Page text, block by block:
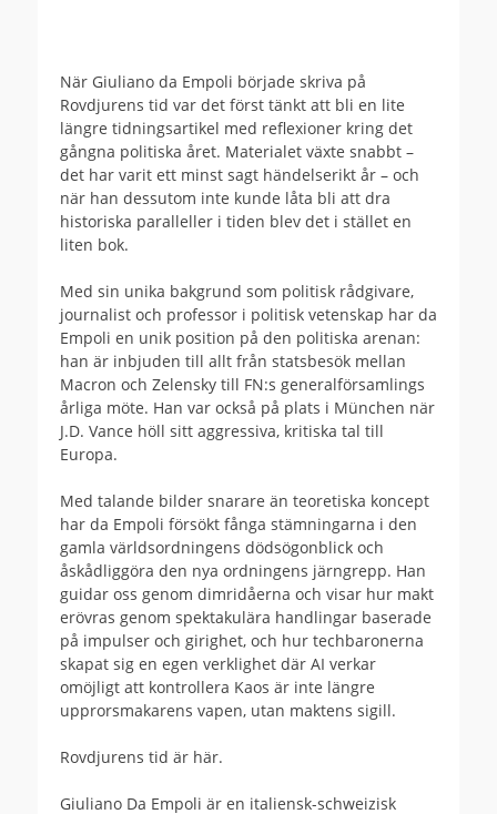
När Giuliano da Empoli började skriva på
Rovdjurens tid var det först tänkt att bli en lite
längre tidningsartikel med reflexioner kring det
gångna politiska året. Materialet växte snabbt –
det har varit ett minst sagt händelserikt år – och
när han dessutom inte kunde låta bli att dra
historiska paralleller i tiden blev det i stället en
liten bok.
Med sin unika bakgrund som politisk rådgivare,
journalist och professor i politisk vetenskap har da
Empoli en unik position på den politiska arenan:
han är inbjuden till allt från statsbesök mellan
Macron och Zelensky till FN:s generalförsamlings
årliga möte. Han var också på plats i München när
J.D. Vance höll sitt aggressiva, kritiska tal till
Europa.
Med talande bilder snarare än teoretiska koncept
har da Empoli försökt fånga stämningarna i den
gamla världsordningens dödsögonblick och
åskådliggöra den nya ordningens järngrepp. Han
guidar oss genom dimridåerna och visar hur makt
erövras genom spektakulära handlingar baserade
på impulser och girighet, och hur techbaronerna
skapat sig en egen verklighet där AI verkar
omöjligt att kontrollera Kaos är inte längre
upprorsmakarens vapen, utan maktens sigill.
Rovdjurens tid är här.
Giuliano Da Empoli är en italiensk-schweizisk